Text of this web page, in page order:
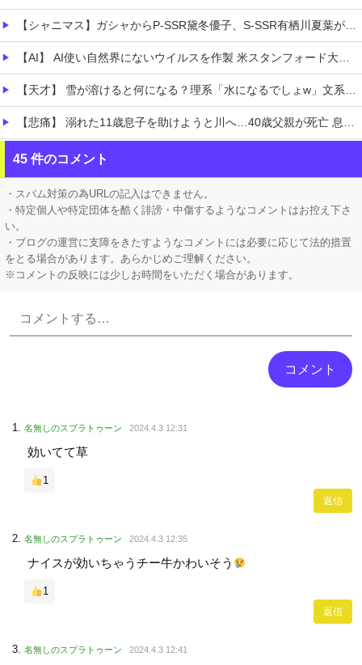
【シャニマス】ガシャからP-SSR黛冬優子、S-SSR有栖川夏葉が登場！イベントS-SR福丸小糸！
【AI】 AI使い自然界にないウイルスを作製 米スタンフォード大学が成果発表
【天才】 雪が溶けると何になる？理系「水になるでしょw」文系ワイ「はぁ～…」→結果ｗｗｗ
【悲痛】 溺れた11歳息子を助けようと川へ…40歳父親が死亡 息子は母親が救助 愛知
【悲報】 VTuberさん『天使じゃないのよ。貴方のイメージで見ないでほしい私は普通の女の子』
ホロライブ「さくらみこ」ペンラ振る動作で体調崩す？ホロドリで画面酔いして凸待ち1時間で切り上げる「雪花ラミィ」コラボ配信に向けてゆっくり休む
45 件のコメント
・スパム対策の為URLの記入はできません。
・特定個人や特定団体を酷く誹謗・中傷するようなコメントはお控え下さ
い。
・ブログの運営に支障をきたすようなコメントには必要に応じて法的措置
をとる場合があります。あらかじめご理解ください。
※コメントの反映には少しお時間をいただく場合があります。
名無しのスプラトゥーン 2024.4.3 12:31
効いてて草
1
返信
名無しのスプラトゥーン 2024.4.3 12:35
ナイスが効いちゃうチー牛かわいそう
1
返信
名無しのスプラトゥーン 2024.4.3 12:41